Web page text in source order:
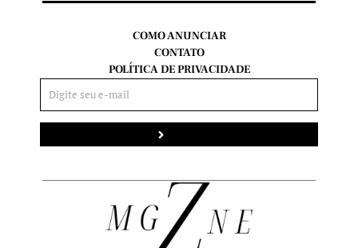
COMO ANUNCIAR
CONTATO
POLÍTICA DE PRIVACIDADE